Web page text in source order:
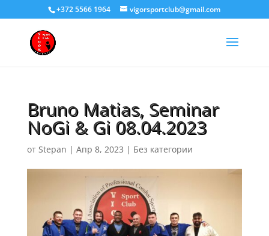
+372 5566 1964 vigorsportclub@gmail.com
Bruno Matias, Seminar
NoGi & Gi 08.04.2023
от Stepan | Апр 8, 2023 | Без категории